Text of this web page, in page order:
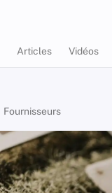
Articles Vidéos
Fournisseurs